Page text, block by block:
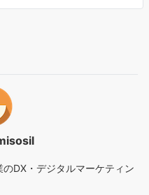
DX・デジタルマーケティン